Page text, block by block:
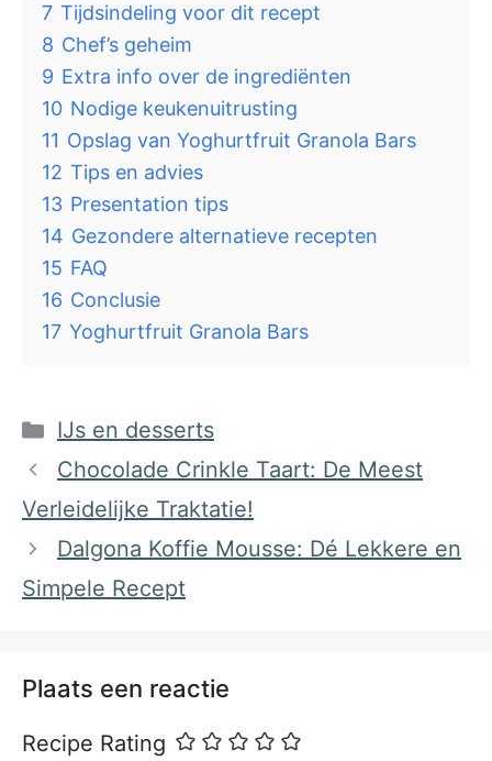
7 Tijdsindeling voor dit recept
8 Chef’s geheim
9 Extra info over de ingrediënten
10 Nodige keukenuitrusting
11 Opslag van Yoghurtfruit Granola Bars
12 Tips en advies
13 Presentation tips
14 Gezondere alternatieve recepten
15 FAQ
16 Conclusie
17 Yoghurtfruit Granola Bars
Categorieën
IJs en desserts
Chocolade Crinkle Taart: De Meest
Verleidelijke Traktatie!
Dalgona Koffie Mousse: Dé Lekkere en
Simpele Recept
Plaats een reactie
Recipe Rating